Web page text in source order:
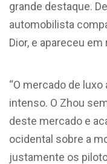
grande destaque.
automobilista
Dior, e apareceu
“O mercado de
intenso. O Zhou
deste mercado e
ocidental sobre a
justamente os